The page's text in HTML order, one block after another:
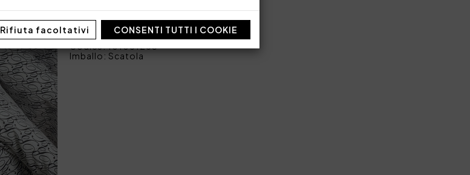
Rifiuta facoltativi CONSENTI TUTTI I COOKIE
Made in Italy
Codice: 101051253
Imballo: Scatola